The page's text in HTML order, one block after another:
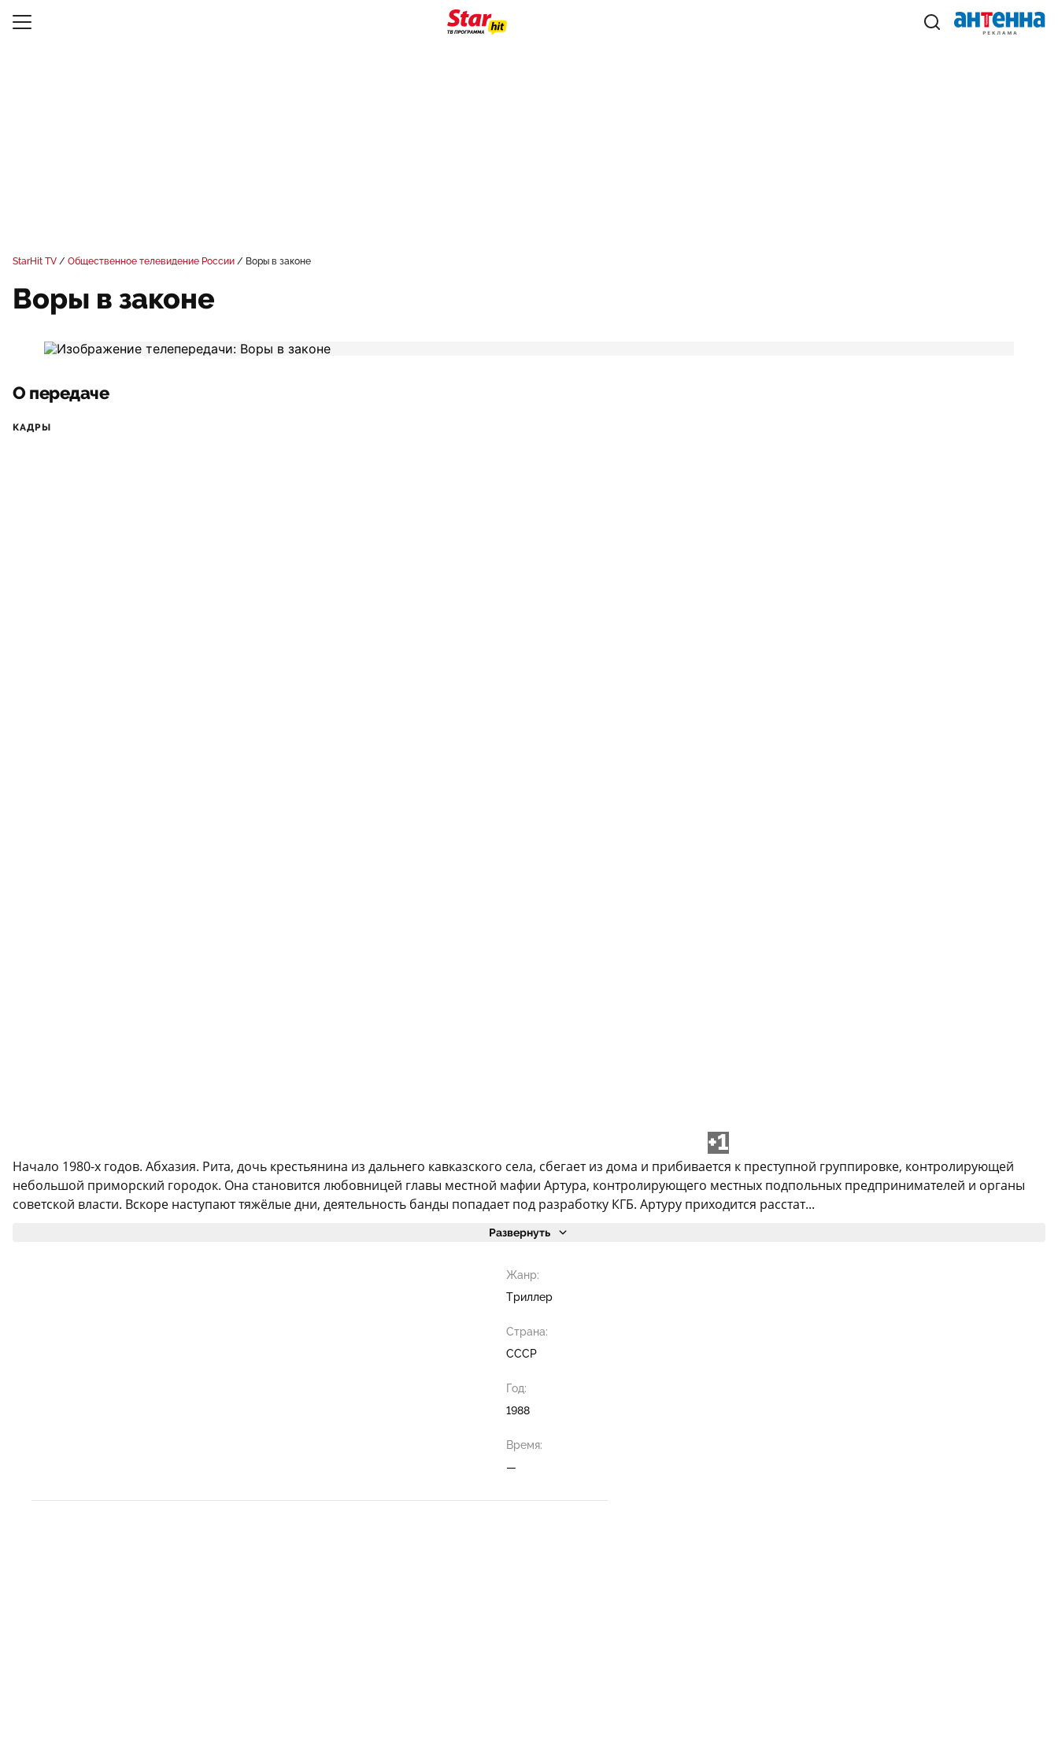
StarHit TV Общественное телевидение России Воры в законе
Воры в законе
О передаче
КАДРЫ
+1
Начало 1980-х годов. Абхазия. Рита, дочь крестьянина из дальнего кавказского села, сбегает из дома и прибивается к преступной группировке, контролирующей
небольшой приморский городок. Она становится любовницей главы местной мафии Артура, контролирующего местных подпольных предпринимателей и органы
советской власти. Вскоре наступают тяжёлые дни, деятельность банды попадает под разработку КГБ. Артуру приходится расстат...
Развернуть
Жанр:
Триллер
Страна:
СССР
Год:
1988
Время:
—